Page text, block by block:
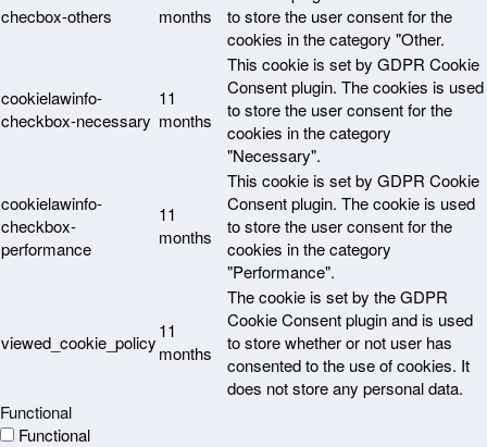
checbox-others
months
to store the user consent for the
cookies in the category "Other.
cookielawinfo-
checkbox-necessary
11
months
This cookie is set by GDPR Cookie
Consent plugin. The cookies is used
to store the user consent for the
cookies in the category
"Necessary".
cookielawinfo-
checkbox-
performance
11
months
This cookie is set by GDPR Cookie
Consent plugin. The cookie is used
to store the user consent for the
cookies in the category
"Performance".
viewed_cookie_policy
11
months
The cookie is set by the GDPR
Cookie Consent plugin and is used
to store whether or not user has
consented to the use of cookies. It
does not store any personal data.
Functional
Functional